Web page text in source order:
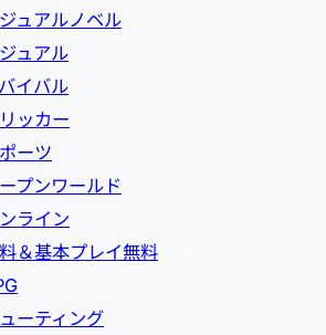
ュアルノベル
ュアル
イバル
ッカー
ーツ
プンワールド
ライン
＆基本プレイ無料
ーティング